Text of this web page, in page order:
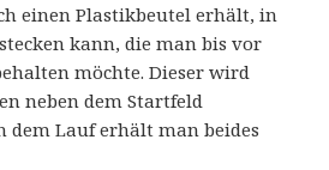
einen Plastikbeutel erhält, in
kann, die man bis vor
möchte. Dieser wird
neben dem Startfeld
dem Lauf erhält man beides